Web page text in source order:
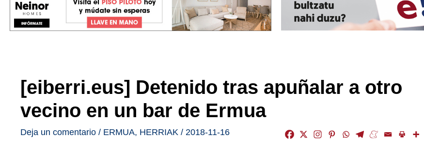
[eiberri.eus] Detenido tras apuñalar a otro
vecino en un bar de Ermua
Deja un comentario / ERMUA, HERRIAK / 2018-11-16